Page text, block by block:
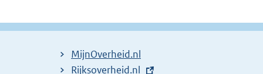
MijnOverheid.nl
E
Rijksoverheid.nl